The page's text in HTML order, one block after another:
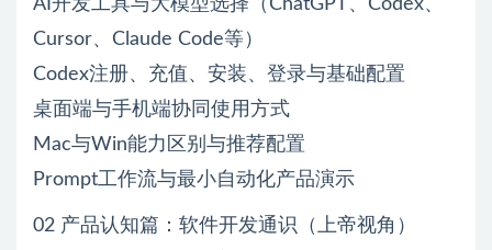
AI开发工具与大模型选择（ChatGPT、Codex、
Cursor、Claude Code等）
Codex注册、充值、安装、登录与基础配置
桌面端与手机端协同使用方式
Mac与Win能力区别与推荐配置
Prompt工作流与最小自动化产品演示
02 产品认知篇：软件开发通识（上帝视角）